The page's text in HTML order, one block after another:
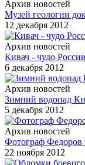
Архив новостей
Музей геологии
12 декабря 2012
Архив новостей
Кивач - чудо
6 декабря 2012
Архив новостей
Зимний водопад
5 декабря 2012
Архив новостей
Фотограф
22 ноября 2012